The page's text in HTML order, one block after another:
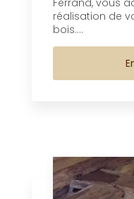
réalisation de
bois....